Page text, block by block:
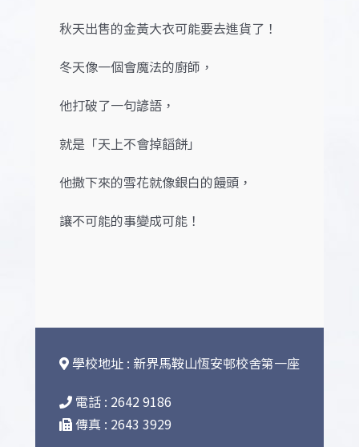
秋天出售的金黃大衣可能要去進貨了！
冬天像一個會魔法的廚師，
他打破了一句諺語，
就是「天上不會掉饀餅」
他撒下來的雪花就像銀白的饅頭，
讓不可能的事變成可能！
學校地址 : 新界馬鞍山恆安邨校舍第一座
電話 : 2642 9186
傳真 : 2643 3929